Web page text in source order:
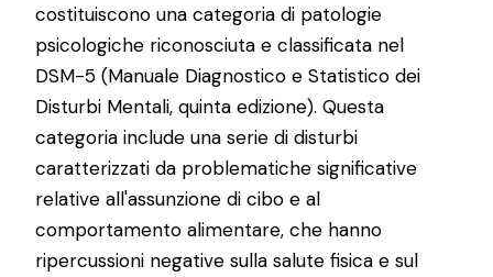
costituiscono una categoria di patologie
psicologiche riconosciuta e classificata nel
DSM-5 (Manuale Diagnostico e Statistico dei
Disturbi Mentali, quinta edizione). Questa
categoria include una serie di disturbi
caratterizzati da problematiche significative
relative all'assunzione di cibo e al
comportamento alimentare, che hanno
ripercussioni negative sulla salute fisica e sul